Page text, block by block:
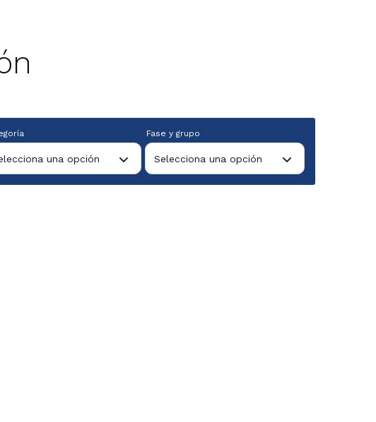
una opción
Fase y grupo
Selecciona una opción